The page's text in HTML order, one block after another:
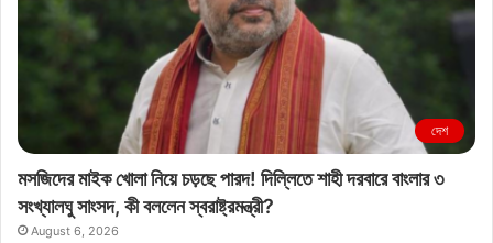
দেশ
মসজিদের মাইক খোলা নিয়ে চড়ছে পারদ! দিল্লিতে শাহী দরবারে বাংলার ৩
সংখ্যালঘু সাংসদ, কী বললেন স্বরাষ্ট্রমন্ত্রী?
August 6, 2026